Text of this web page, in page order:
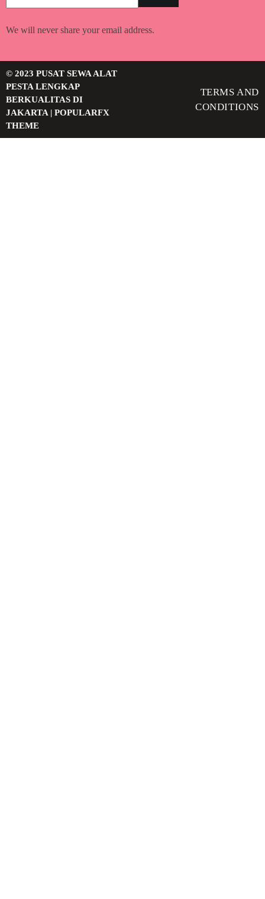
We will never share your email address.
© 2023 PUSAT SEWA ALAT
PESTA LENGKAP
BERKUALITAS DI
JAKARTA | POPULARFX
THEME
TERMS AND
CONDITIONS